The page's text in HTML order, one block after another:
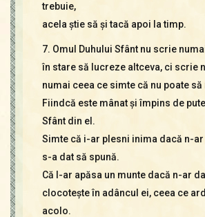
trebuie,
acela ştie să şi tacă apoi la timp.
7. Omul Duhului Sfânt nu scrie
în stare să lucreze altceva, ci scrie
numai ceea ce simte că nu poate
Fiindcă este mânat şi împins de
Sfânt din el.
Simte că i-ar plesni inima dacă n-ar
s-a dat să spună.
Că l-ar apăsa un munte dacă n-ar
clocoteşte în adâncul ei, ceea ce
acolo.